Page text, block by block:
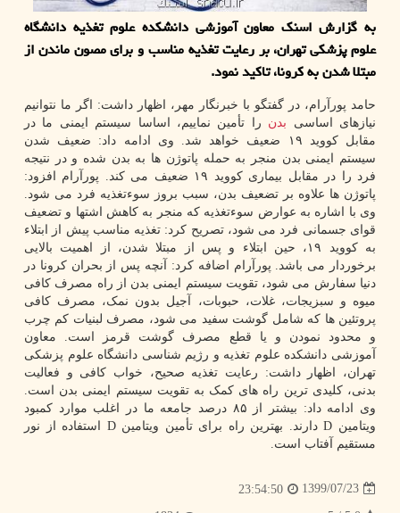
به گزارش اسنك معاون آموزشی دانشكده علوم تغذیه دانشگاه
علوم پزشكی تهران، بر رعایت تغذیه مناسب و برای مصون ماندن از
مبتلا شدن به كرونا، تاكید نمود.
حامد پورآرام، در گفتگو با خبرنگار مهر، اظهار داشت: اگر ما نتوانیم
نیازهای اساسی بدن را تأمین نماییم، اساسا سیستم ایمنی ما در
مقابل کووید ۱۹ ضعیف خواهد شد. وی ادامه داد: ضعیف شدن
سیستم ایمنی بدن منجر به حمله پاتوژن ها به بدن شده و در نتیجه
فرد را در مقابل بیماری کووید ۱۹ ضعیف می کند. پورآرام افزود:
پاتوژن ها علاوه بر تضعیف بدن، سبب بروز سوءتغذیه فرد می شود.
وی با اشاره به عوارض سوءتغذیه که منجر به کاهش اشتها و تضعیف
قوای جسمانی فرد می شود، تصریح کرد: تغذیه مناسب پیش از ابتلاء
به کووید ۱۹، حین ابتلاء و پس از مبتلا شدن، از اهمیت بالایی
برخوردار می باشد. پورآرام اضافه کرد: آنچه پس از بحران کرونا در
دنیا سفارش می شود، تقویت سیستم ایمنی بدن از راه مصرف کافی
میوه و سبزیجات، غلات، حبوبات، آجیل بدون نمک، مصرف کافی
پروتئین ها که شامل گوشت سفید می شود، مصرف لبنیات کم چرب
و محدود نمودن و یا قطع مصرف گوشت قرمز است. معاون
آموزشی دانشکده علوم تغذیه و رژیم شناسی دانشگاه علوم پزشکی
تهران، اظهار داشت: رعایت تغذیه صحیح، خواب کافی و فعالیت
بدنی، کلیدی ترین راه های کمک به تقویت سیستم ایمنی بدن است.
وی ادامه داد: بیشتر از ۸۵ درصد جامعه ما در اغلب موارد کمبود
ویتامین D دارند. بهترین راه برای تأمین ویتامین D استفاده از نور
مستقیم آفتاب است.
1399/07/23
23:54:50